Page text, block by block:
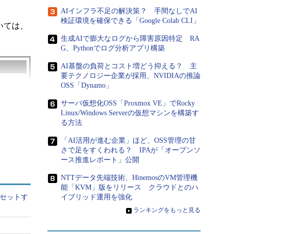
は、
元々
ム」
などに
ットす
AIインフラ不足の解決策？ 手間なしでAI
検証環境を確保できる「Google Colab CLI」
生成AIで膨大なログから障害原因特定 RA
G、Pythonでログ分析アプリ構築
AI基盤の負荷とコスト増どう抑える？ 主
要テクノロジー企業が採用、NVIDIAの推論
OSS「Dynamo」
サーバ仮想化OSS「Proxmox VE」でRocky
Linux/Windows Serverの仮想マシンを構築す
る方法
「AI活用が進む企業」ほど、OSS管理の甘
さで足をすくわれる？ IPAが「オープンソ
ース推進レポート」公開
NTTデータ先端技術、HinemosのVM管理機
能「KVM」版をリリース クラウドとのハ
イブリッド運用を強化
» ランキングをもっと見る